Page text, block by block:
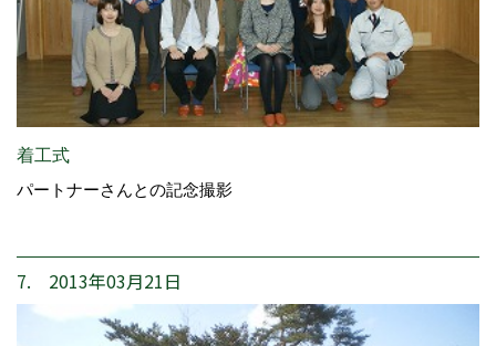
着工式
パートナーさんとの記念撮影
7. 2013年03月21日